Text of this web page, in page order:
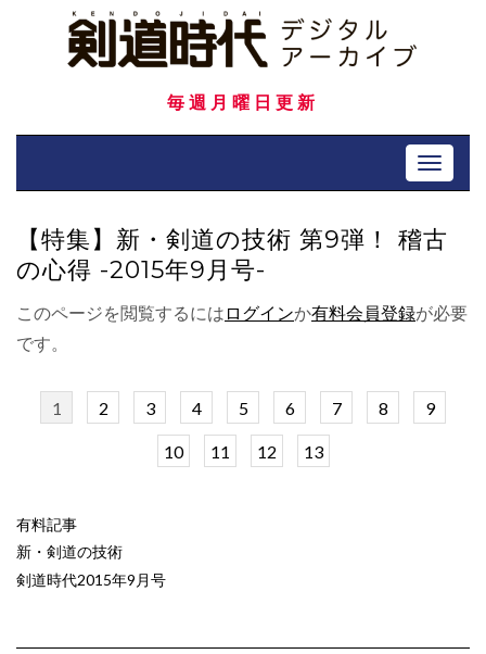
毎週月曜日更新
Toggle
【特集】新・剣道の技術 第9弾！ 稽古
の心得 -2015年9月号-
このページを閲覧するには ログインか有料会員登録が必要
です。
1 2 3 4 5 6 7 8 9
10 11 12 13
有料記事
新・剣道の技術
剣道時代2015年9月号